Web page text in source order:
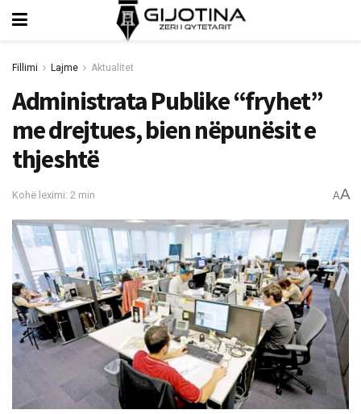
Fillimi Lajme Aktualitet
Administrata Publike “fryhet”
me drejtues, bien nëpunësit e
thjeshtë
Kohë leximi: 2 min AA